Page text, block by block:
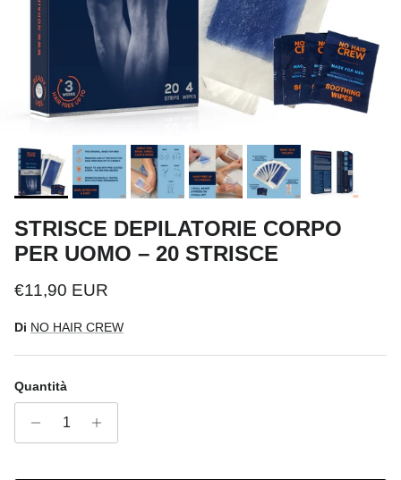
STRISCE DEPILATORIE CORPO
PER UOMO – 20 STRISCE
Prezzo normale
€11,90 EUR
Di NO HAIR CREW
Quantità